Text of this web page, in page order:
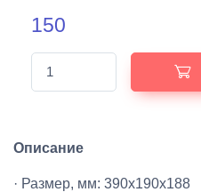
150
Описание
· Размер, мм: 390х190х188